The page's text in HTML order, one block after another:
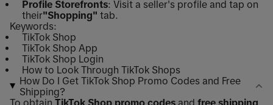
Profile Storefronts: Visit a seller's profile and tap on
their"Shopping" tab.
Keywords:
TikTok Shop
TikTok Shop App
TikTok Shop Login
How to Look Through TikTok Shops
How Do I Get TikTok Shop Promo Codes and Free
Shipping?
To obtain TikTok Shop promo codes and free shipping